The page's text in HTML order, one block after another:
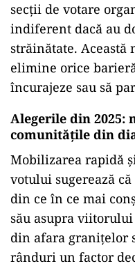
secții de votare
indiferent dacă au
străinătate. Această
elimine orice
încurajeze sau să
Alegerile din 2025:
comunitățile din
Mobilizarea rapidă
votului sugerează
din ce în ce mai
său asupra
din afara granițelor
rânduri un factor